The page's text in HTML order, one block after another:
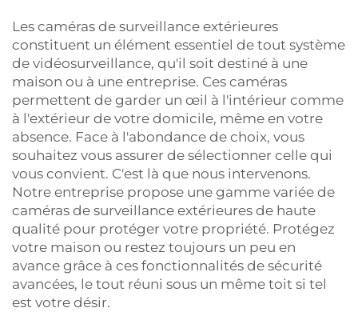
Les caméras de surveillance extérieures
constituent un élément essentiel de tout système
de vidéosurveillance, qu'il soit destiné à une
maison ou à une entreprise. Ces caméras
permettent de garder un œil à l'intérieur comme
à l'extérieur de votre domicile, même en votre
absence. Face à l'abondance de choix, vous
souhaitez vous assurer de sélectionner celle qui
vous convient. C'est là que nous intervenons.
Notre entreprise propose une gamme variée de
caméras de surveillance extérieures de haute
qualité pour protéger votre propriété. Protégez
votre maison ou restez toujours un peu en
avance grâce à ces fonctionnalités de sécurité
avancées, le tout réuni sous un même toit si tel
est votre désir.